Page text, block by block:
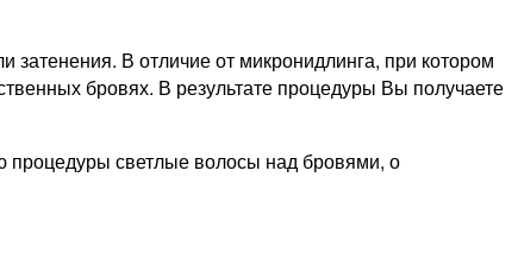
В отличие от микронидлинга, при котором
бровях. В результате процедуры Вы получаете
процедуры светлые волосы над бровями, о